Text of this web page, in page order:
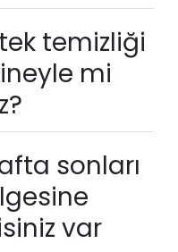
temizliği
mi
sonları
var